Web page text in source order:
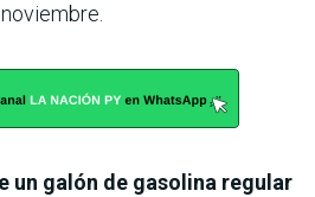
un galón de gasolina regular